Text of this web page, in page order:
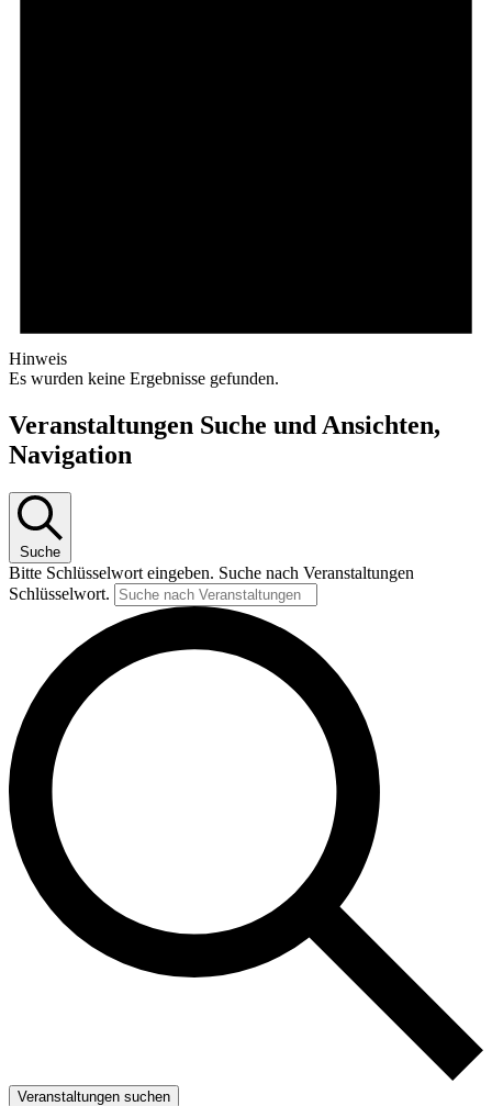
Hinweis
Es wurden keine Ergebnisse gefunden.
Veranstaltungen Suche und Ansichten,
Navigation
Suche
Bitte Schlüsselwort eingeben. Suche nach Veranstaltungen
Schlüsselwort.
Veranstaltungen suchen